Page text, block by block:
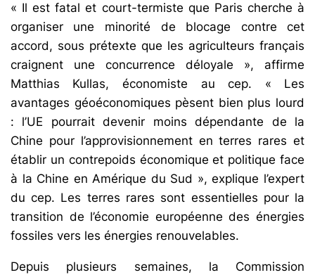
« Il est fatal et court-termiste que Paris cherche à
organiser une minorité de blocage contre cet
accord, sous prétexte que les agriculteurs français
craignent une concurrence déloyale », affirme
Matthias Kullas, économiste au cep. « Les
avantages géoéconomiques pèsent bien plus lourd
: l’UE pourrait devenir moins dépendante de la
Chine pour l’approvisionnement en terres rares et
établir un contrepoids économique et politique face
à la Chine en Amérique du Sud », explique l’expert
du cep. Les terres rares sont essentielles pour la
transition de l’économie européenne des énergies
fossiles vers les énergies renouvelables.
Depuis plusieurs semaines, la Commission